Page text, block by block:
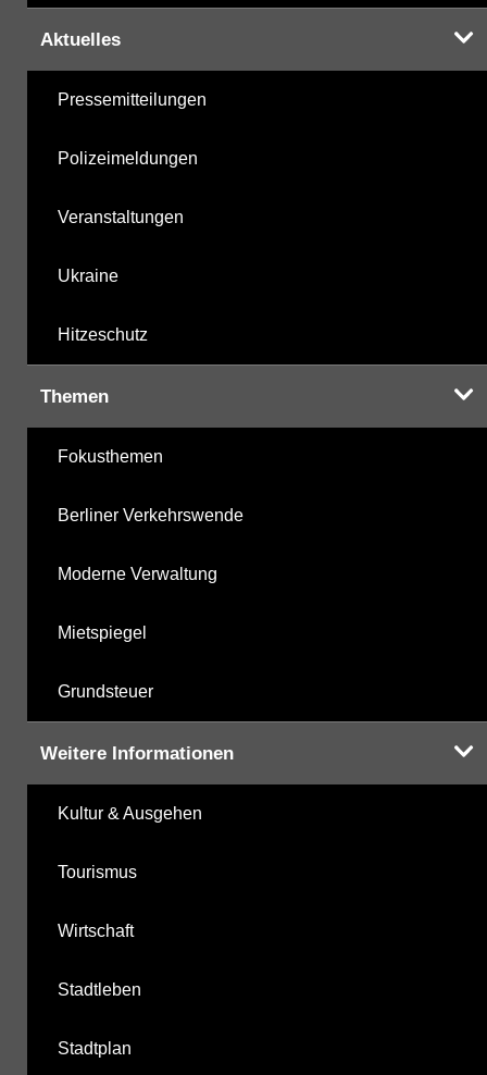
Aktuelles
Pressemitteilungen
Polizeimeldungen
Veranstaltungen
Ukraine
Hitzeschutz
Themen
Fokusthemen
Berliner Verkehrswende
Moderne Verwaltung
Mietspiegel
Grundsteuer
Weitere Informationen
Kultur & Ausgehen
Tourismus
Wirtschaft
Stadtleben
Stadtplan